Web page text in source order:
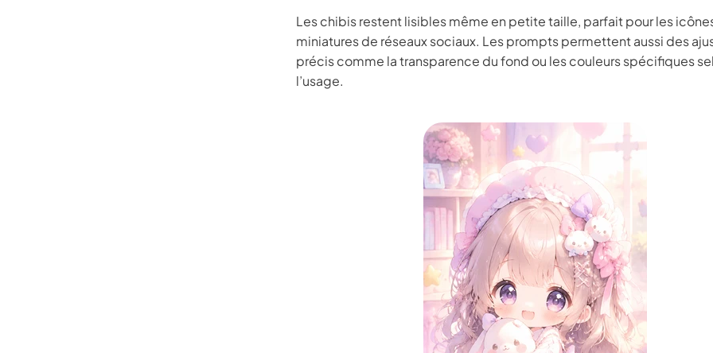
Les chibis restent lisibles même en petite taille, parfait pour les
miniatures de réseaux sociaux. Les prompts permettent aussi des
précis comme la transparence du fond ou les couleurs spécifiques
l’usage.